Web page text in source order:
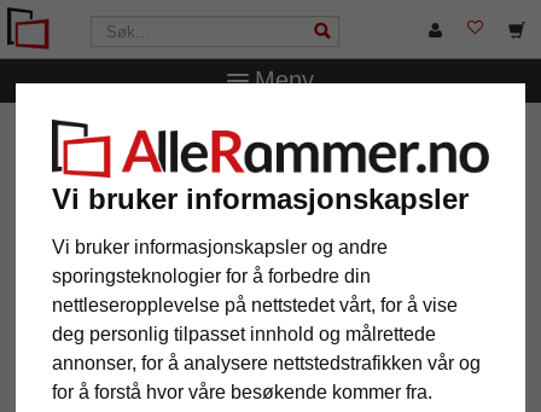
Vi bruker informasjonskapsler
Vi bruker informasjonskapsler og andre
sporingsteknologier for å forbedre din
nettleseropplevelse på nettstedet vårt, for å vise
deg personlig tilpasset innhold og målrettede
annonser, for å analysere nettstedstrafikken vår og
for å forstå hvor våre besøkende kommer fra.
Meny
AlleRammer.no Fotoalbum
innliming, 25x25 cm
Spiral-fotoalbum Fun for
innliming, 25x25 cm